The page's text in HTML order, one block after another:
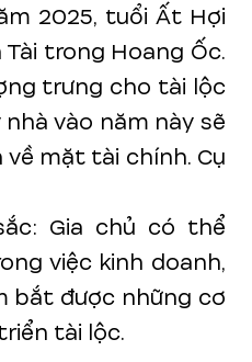
2025, tuổi Ất Hợi
trong Hoang Ốc.
trưng cho tài lộc
vào năm này sẽ
mặt tài chính. Cụ
Gia chủ có thể
việc kinh doanh,
bắt được những cơ
tài lộc.